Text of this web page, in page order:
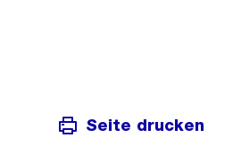
Seite drucken